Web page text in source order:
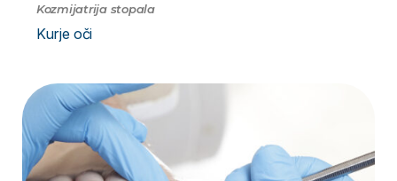
Kozmijatrija stopala
Kurje oči